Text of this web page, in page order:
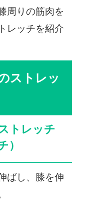
周りの筋肉を
レッチを紹介
ストレッ
トレッチ
）
ばし、膝を伸